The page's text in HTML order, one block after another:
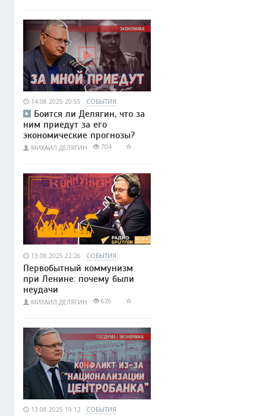
14.08.2025 20:55 СОБЫТИЯ
Боится ли Делягин, что за
ним приедут за его
экономические прогнозы?
МИХАИЛ ДЕЛЯГИН 704
13.08.2025 22:26 СОБЫТИЯ
Первобытный коммунизм
при Ленине: почему были
неудачи
МИХАИЛ ДЕЛЯГИН 626
13.08.2025 19:12 СОБЫТИЯ